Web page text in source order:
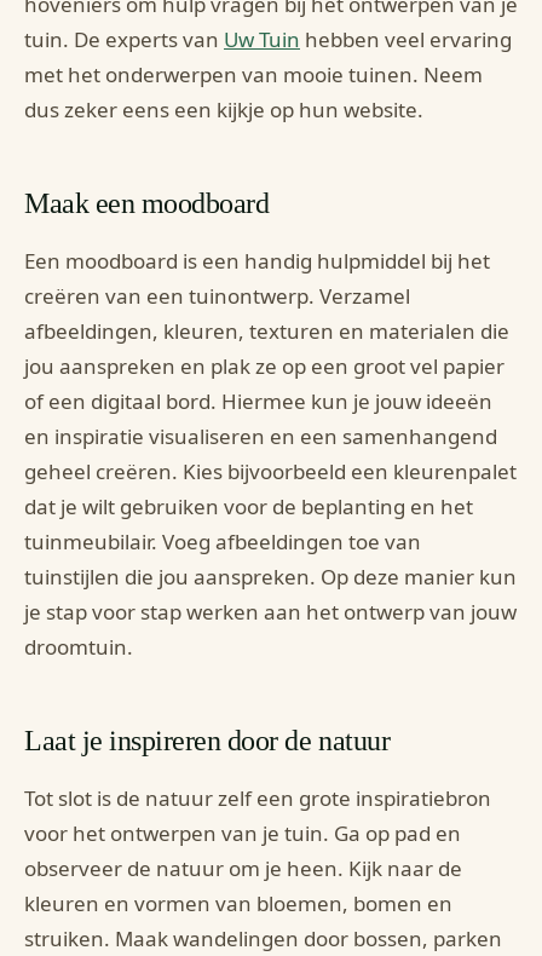
tuin. De experts van Uw Tuin hebben veel ervaring
met het onderwerpen van mooie tuinen. Neem
dus zeker eens een kijkje op hun website.
Maak een moodboard
Een moodboard is een handig hulpmiddel bij het
creëren van een tuinontwerp. Verzamel
afbeeldingen, kleuren, texturen en materialen die
jou aanspreken en plak ze op een groot vel papier
of een digitaal bord. Hiermee kun je jouw ideeën
en inspiratie visualiseren en een samenhangend
geheel creëren. Kies bijvoorbeeld een kleurenpalet
dat je wilt gebruiken voor de beplanting en het
tuinmeubilair. Voeg afbeeldingen toe van
tuinstijlen die jou aanspreken. Op deze manier kun
je stap voor stap werken aan het ontwerp van jouw
droomtuin.
Laat je inspireren door de natuur
Tot slot is de natuur zelf een grote inspiratiebron
voor het ontwerpen van je tuin. Ga op pad en
observeer de natuur om je heen. Kijk naar de
kleuren en vormen van bloemen, bomen en
struiken. Maak wandelingen door bossen, parken